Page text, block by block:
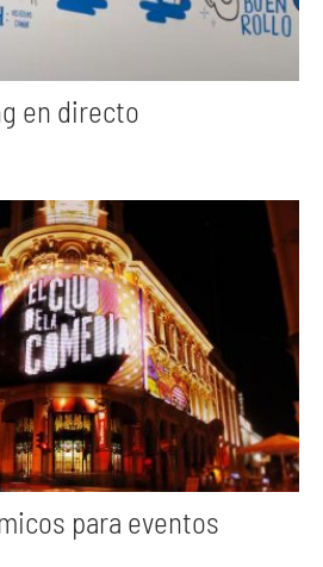
en directo
para eventos